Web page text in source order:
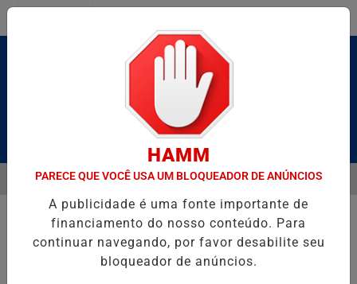
Pesquisar Notícia
HOMENAGEIA UZIEL BUENO NO TERRAÇO MINEIRO
EM ALTA
MENU
HAMM
PARECE QUE VOCÊ USA UM BLOQUEADOR DE ANÚNCIOS
A publicidade é uma fonte importante de
financiamento do nosso conteúdo. Para
continuar navegando, por favor desabilite seu
bloqueador de anúncios.